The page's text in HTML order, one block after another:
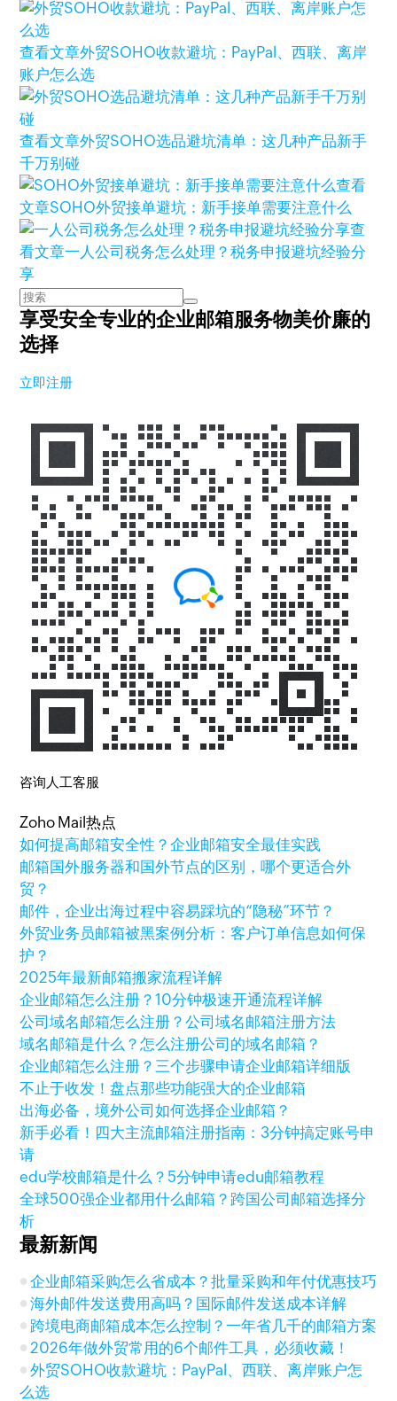
查看文章外贸SOHO收款避坑：PayPal、西联、离岸
账户怎么选
查看文章外贸SOHO选品避坑清单：这几种产品新手
千万别碰
查看
文章SOHO外贸接单避坑：新手接单需要注意什么
查
看文章一人公司税务怎么处理？税务申报避坑经验分
享
享受安全专业的企业邮箱服务物美价廉的
选择
立即注册
咨询人工客服
Zoho Mail热点
如何提高邮箱安全性？企业邮箱安全最佳实践
邮箱国外服务器和国外节点的区别，哪个更适合外
贸？
邮件，企业出海过程中容易踩坑的“隐秘”环节？
外贸业务员邮箱被黑案例分析：客户订单信息如何保
护？
2025年最新邮箱搬家流程详解
企业邮箱怎么注册？10分钟极速开通流程详解
公司域名邮箱怎么注册？公司域名邮箱注册方法
域名邮箱是什么？怎么注册公司的域名邮箱？
企业邮箱怎么注册？三个步骤申请企业邮箱详细版
不止于收发！盘点那些功能强大的企业邮箱
出海必备，境外公司如何选择企业邮箱？
新手必看！四大主流邮箱注册指南：3分钟搞定账号申
请
edu学校邮箱是什么？5分钟申请edu邮箱教程
全球500强企业都用什么邮箱？跨国公司邮箱选择分
析
最新新闻
企业邮箱采购怎么省成本？批量采购和年付优惠技巧
海外邮件发送费用高吗？国际邮件发送成本详解
跨境电商邮箱成本怎么控制？一年省几千的邮箱方案
2026年做外贸常用的6个邮件工具，必须收藏！
外贸SOHO收款避坑：PayPal、西联、离岸账户怎
么选